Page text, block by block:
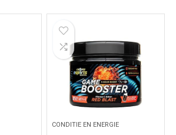
CONDITIE EN ENERGIE